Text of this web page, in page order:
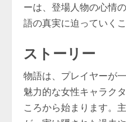
ーは、登場人物の心情
語の真実に迫っていく
ストーリー
物語は、プレイヤーが
魅力的な女性キャラク
ころから始まります。